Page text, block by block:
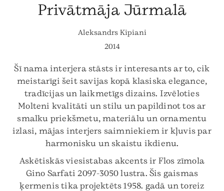
Privātmāja Jūrmalā
Aleksandrs Kipiani
2014
Šī nama interjera stāsts ir interesants ar to, cik
meistarīgi šeit savijas kopā klasiska elegance,
tradīcijas un laikmetīgs dizains. Izvēloties
Molteni kvalitāti un stilu un papildinot tos ar
smalku priekšmetu, materiālu un ornamentu
izlasi, mājas interjers saimniekiem ir kļuvis par
harmonisku un skaistu ikdienu.
Askētiskās viesistabas akcents ir Flos zīmola
Gino Sarfati 2097-3050 lustra. Šis gaismas
ķermenis tika projektēts 1958. gadā un toreiz